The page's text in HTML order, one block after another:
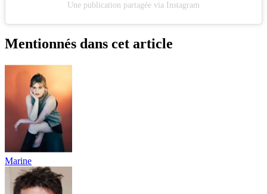
Une publication partagée via Instagram
Mentionnés dans cet article
Marine